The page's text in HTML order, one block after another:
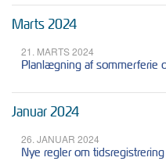
Marts 2024
21. MARTS 2024
Planlægning af sommerferie
Januar 2024
26. JANUAR 2024
Nye regler om